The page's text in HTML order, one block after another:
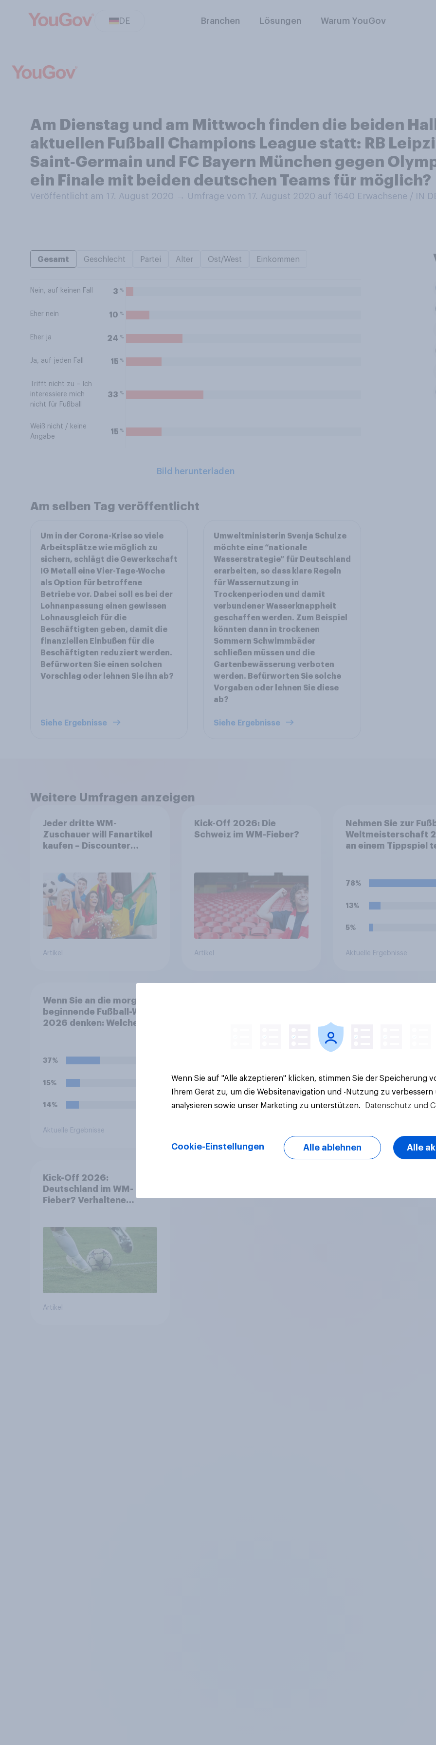
DE Branchen Lösungen Warum YouGov
Am Dienstag und am Mittwoch finden die beiden
aktuellen Fußball Champions League statt: RB
Saint‑Germain und FC Bayern München gegen
ein Finale mit beiden deutschen Teams für möglich?
Veröffentlicht am 17. August 2020 → Umfrage vom 17. August 2020 auf 1640 Erwachsene / IN
Gesamt Geschlecht Partei Alter Ost/West Einkommen
Nein, auf keinen Fall 3 %
Eher nein 10 %
Eher ja 24 %
Ja, auf jeden Fall 15 %
Trifft nicht zu – Ich
interessiere mich
nicht für Fußball
33 %
Weiß nicht / keine
Angabe
15 %
Bild herunterladen
Am selben Tag veröffentlicht
Um in der Corona-Krise so viele
Arbeitsplätze wie möglich zu
sichern, schlägt die Gewerkschaft
IG Metall eine Vier-Tage-Woche
als Option für betroffene
Betriebe vor. Dabei soll es bei der
Lohnanpassung einen gewissen
Lohnausgleich für die
Beschäftigten geben, damit die
finanziellen Einbußen für die
Beschäftigten reduziert werden.
Befürworten Sie einen solchen
Vorschlag oder lehnen Sie ihn ab?
Siehe Ergebnisse
Umweltministerin Svenja Schulze
möchte eine “nationale
Wasserstrategie” für Deutschland
erarbeiten, so dass klare Regeln
für Wassernutzung in
Trockenperioden und damit
verbundener Wasserknappheit
geschaffen werden. Zum Beispiel
könnten dann in trockenen
Sommern Schwimmbäder
schließen müssen und die
Gartenbewässerung verboten
werden. Befürworten Sie solche
Vorgaben oder lehnen Sie diese
ab?
Siehe Ergebnisse
Weitere Umfragen anzeigen
Jeder dritte WM-
Zuschauer will Fanartikel
kaufen – Discounter
Artikel
Kick-Off 2026: Die
Schweiz im WM-Fieber?​
Artikel
Nehmen Sie zur
Weltmeisterschaft
an einem Tippspiel
78%
13%
5%
Aktuelle Ergebnisse
Wenn Sie an die morgen
beginnende Fußball-WM
2026 denken: Welches
derzeit am besten?
37%
15%
14%
Aktuelle Ergebnisse
Kick-Off 2026:
Deutschland im WM-
Fieber? Verhaltene
Weltmeisterschaft
Artikel
Wenn Sie auf "Alle akzeptieren" klicken, stimmen Sie der Speicherung
Ihrem Gerät zu, um die Websitenavigation und -Nutzung zu verbessern
analysieren sowie unser Marketing zu unterstützen.
Datenschutz und
Cookie-Einstellungen Alle ablehnen Alle